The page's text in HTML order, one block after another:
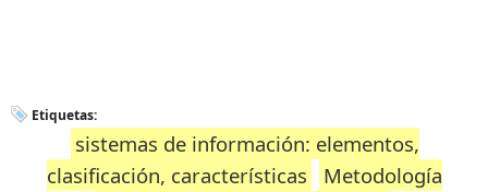
Etiquetas:
sistemas de información: elementos,
clasificación, características
Metodología